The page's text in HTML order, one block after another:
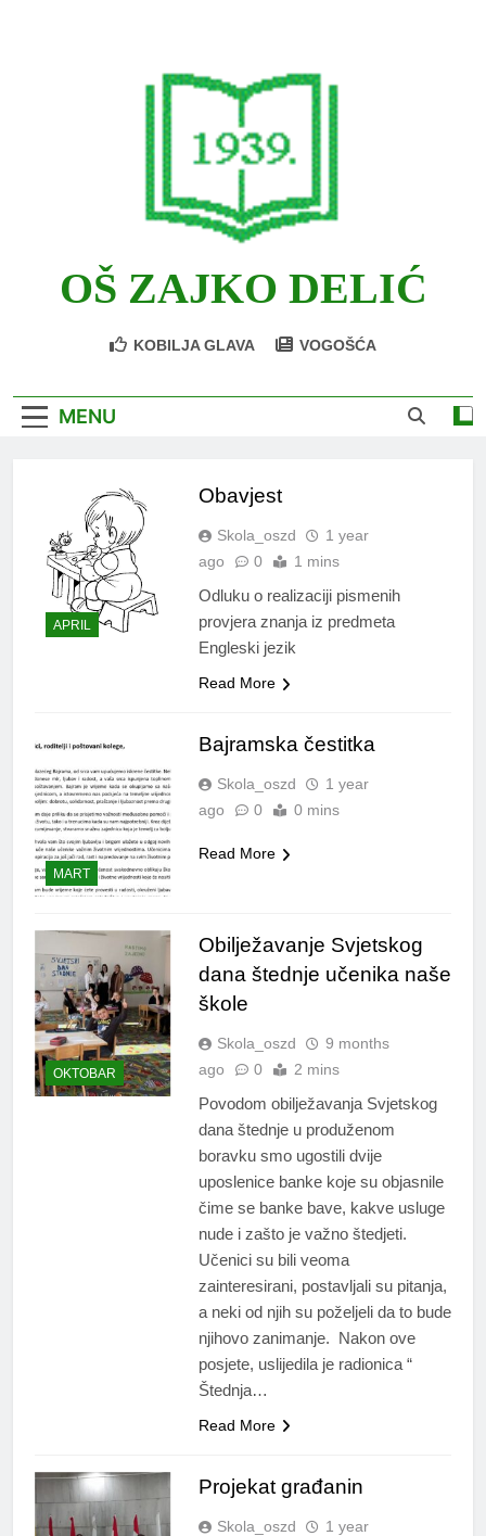
OŠ ZAJKO DELIĆ
KOBILJA GLAVA VOGOŠĆA
MENU
APRIL
Obavjest
Skola_oszd
1 year
ago
0 1 mins
Odluku o realizaciji pismenih
provjera znanja iz predmeta
Engleski jezik
Read More
MART
Bajramska čestitka
Skola_oszd
1 year
ago
0 0 mins
Read More
OKTOBAR
Obilježavanje Svjetskog
dana štednje učenika naše
škole
Skola_oszd
9 months
ago
0 2 mins
Povodom obilježavanja Svjetskog
dana štednje u produženom
boravku smo ugostili dvije
uposlenice banke koje su objasnile
čime se banke bave, kakve usluge
nude i zašto je važno štedjeti.
Učenici su bili veoma
zainteresirani, postavljali su pitanja,
a neki od njih su poželjeli da to bude
njihovo zanimanje. Nakon ove
posjete, uslijedila je radionica “
Štednja…
Read More
Projekat građanin
Skola_oszd
1 year